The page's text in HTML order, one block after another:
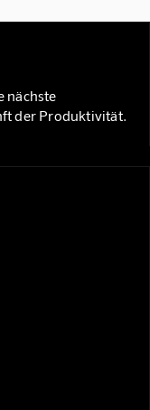
nächste
der Produktivität.